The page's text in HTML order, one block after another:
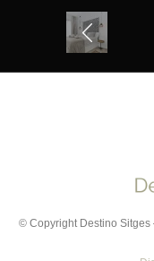
© Copyright Destino Sitges